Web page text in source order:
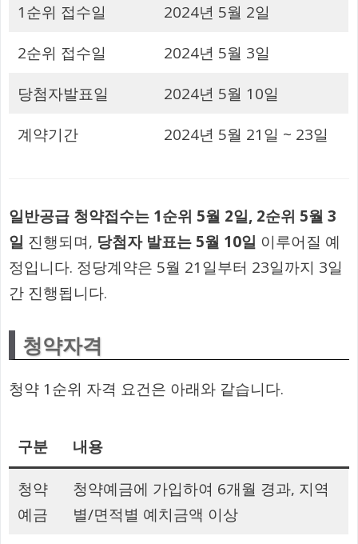
1순위 접수일
2024년 5월 2일
2순위 접수일
2024년 5월 3일
당첨자발표일
2024년 5월 10일
계약기간
2024년 5월 21일 ~ 23일
일반공급 청약접수는 1순위 5월 2일, 2순위 5월 3
일 진행되며, 당첨자 발표는 5월 10일 이루어질 예
정입니다. 정당계약은 5월 21일부터 23일까지 3일
간 진행됩니다.
청약자격
청약 1순위 자격 요건은 아래와 같습니다.
구분 내용
청약
예금
청약예금에 가입하여 6개월 경과, 지역
별/면적별 예치금액 이상